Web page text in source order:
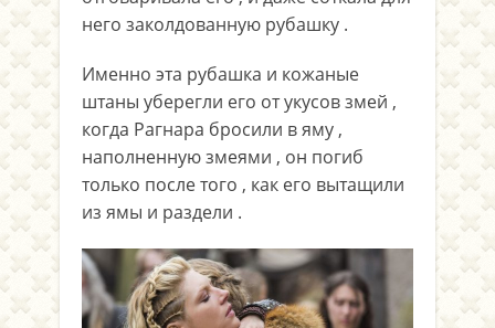
него заколдованную рубашку .
Именно эта рубашка и кожаные
штаны уберегли его от укусов змей ,
когда Рагнара бросили в яму ,
наполненную змеями , он погиб
только после того , как его вытащили
из ямы и раздели .